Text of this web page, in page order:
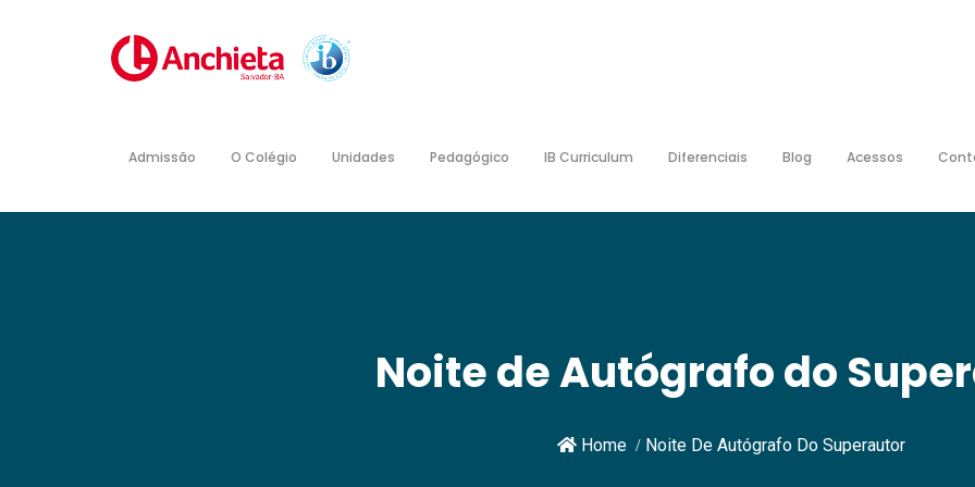
Admissão O Colégio Unidades Pedagógico IB Curriculum Diferenciais Blog Acessos
Noite de Autógrafo do
Home Noite De Autógrafo Do Superautor